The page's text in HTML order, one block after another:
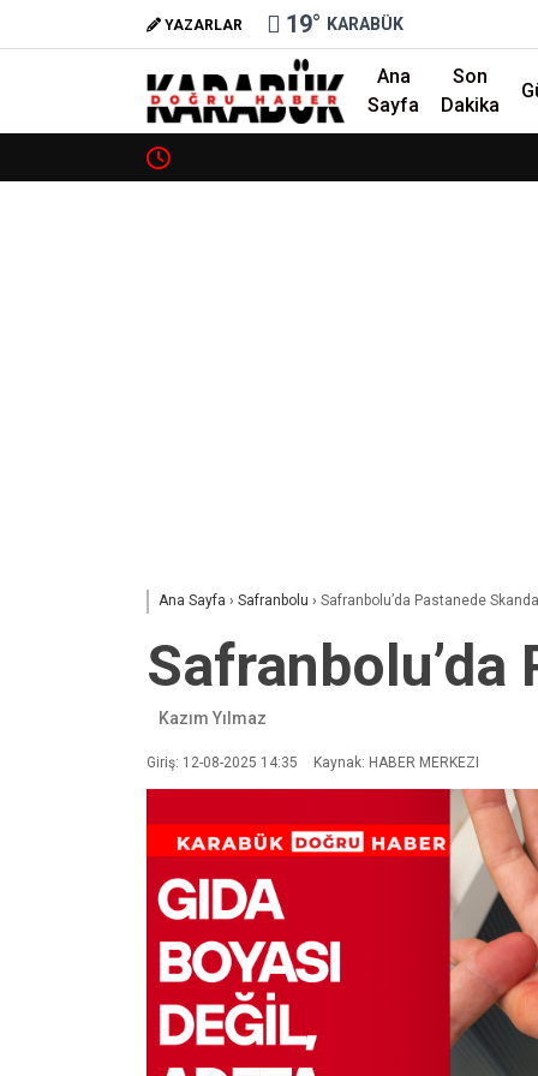
YAZARLAR 19° KARABÜK
Ana
Sayfa
Son
Dakika
Ana Sayfa › Safranbolu › Safranbolu’da Pastanede
Kazım Yılmaz
Giriş: 12-08-2025 14:35 Kaynak: HABER MERKEZI